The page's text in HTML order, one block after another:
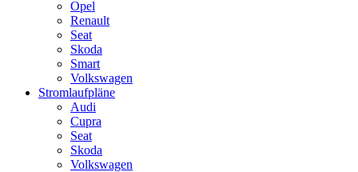
Opel
Renault
Seat
Skoda
Smart
Volkswagen
Stromlaufpläne
Audi
Cupra
Seat
Skoda
Volkswagen